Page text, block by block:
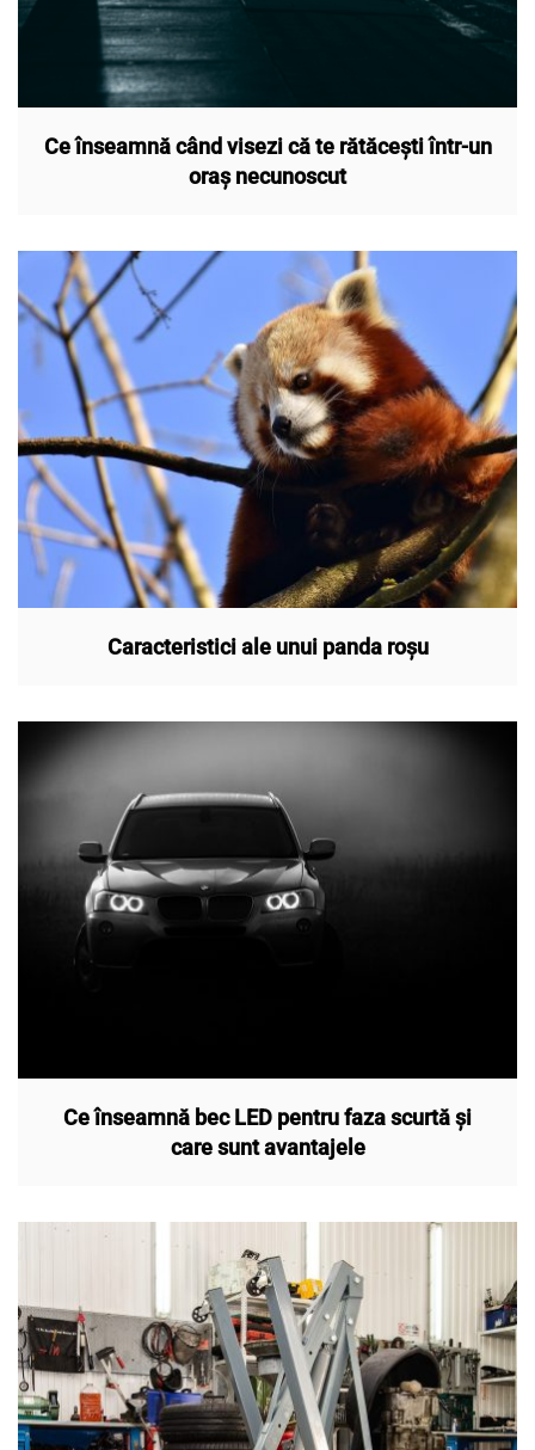
Ce înseamnă când visezi că te rătăcești într-un
oraș necunoscut
Caracteristici ale unui panda roșu
Ce înseamnă bec LED pentru faza scurtă și
care sunt avantajele